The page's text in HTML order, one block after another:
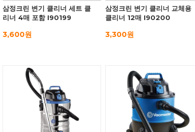
삼정크린 변기 클리너 세트 클
리너 4매 포함 I90199
3,600원
삼정크린 변기 클리너 교체용
클리너 12매 I90200
3,300원